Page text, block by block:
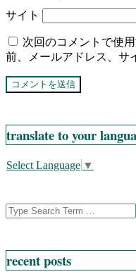
サイト
次回のコメントで使
前、メールアドレス、サ
translate to your
Select Language ▼
Search
recent posts